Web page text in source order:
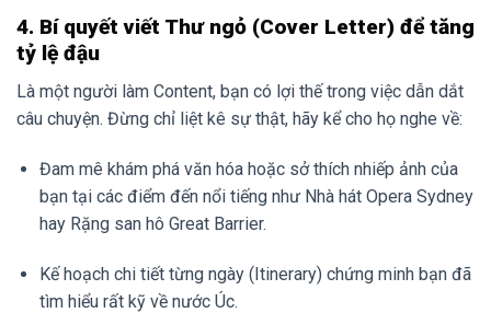
4. Bí quyết viết Thư ngỏ (Cover Letter) để tăng
tỷ lệ đậu
Là một người làm Content, bạn có lợi thế trong việc dẫn dắt
câu chuyện. Đừng chỉ liệt kê sự thật, hãy kể cho họ nghe về:
Đam mê khám phá văn hóa hoặc sở thích nhiếp ảnh của
bạn tại các điểm đến nổi tiếng như Nhà hát Opera Sydney
hay Rặng san hô Great Barrier.
Kế hoạch chi tiết từng ngày (Itinerary) chứng minh bạn đã
tìm hiểu rất kỹ về nước Úc.